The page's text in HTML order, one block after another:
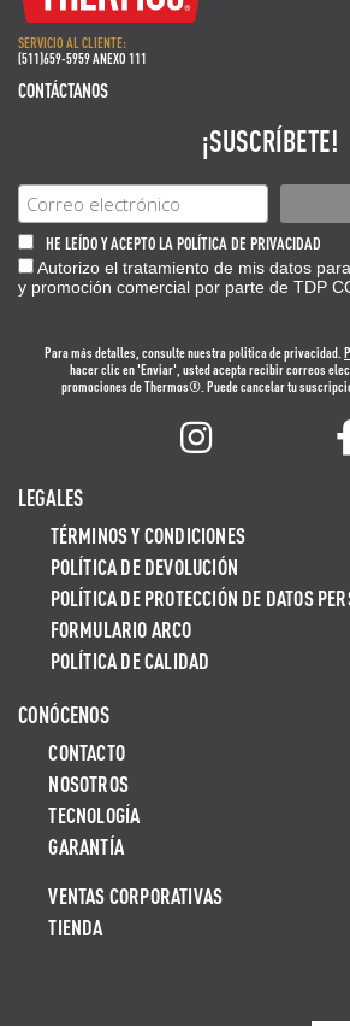
SERVICIO AL CLIENTE:
(511)659-5959 ANEXO 111
CONTÁCTANOS
¡SUSCRÍBETE!
HE LEÍDO Y ACEPTO LA POLÍTICA DE PRIVACIDAD
Autorizo el tratamiento de mis datos
y promoción comercial por parte de TDP
Para más detalles, consulte nuestra politica de privacidad.
hacer clic en 'Enviar', usted acepta recibir correos
promociones de Thermos®. Puede cancelar tu
LEGALES
TÉRMINOS Y CONDICIONES
POLÍTICA DE DEVOLUCIÓN
POLÍTICA DE PROTECCIÓN DE DATOS
FORMULARIO ARCO
POLÍTICA DE CALIDAD
CONÓCENOS
CONTACTO
NOSOTROS
TECNOLOGÍA
GARANTÍA
VENTAS CORPORATIVAS
TIENDA